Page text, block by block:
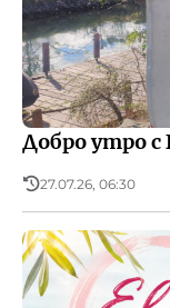
Добро утро с
27.07.26, 06:30